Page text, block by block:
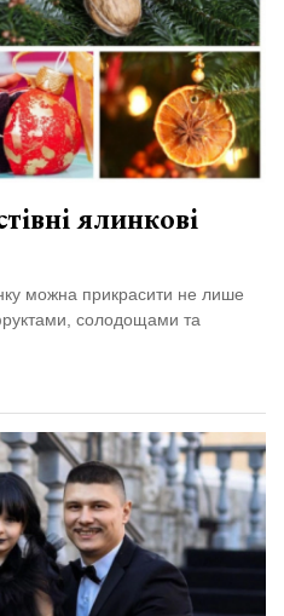
ялинкові
можна прикрасити не лише
солодощами та